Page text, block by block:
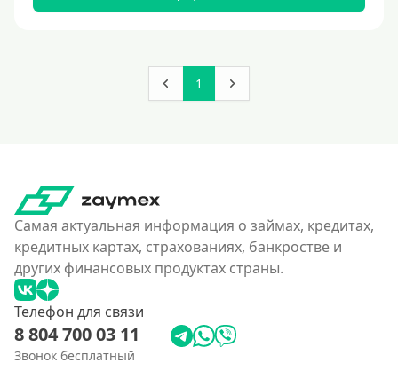
180000 руб
4500000 руб
500000 руб
550000 руб
600 тысяч
650000 руб
700000 руб
750000 руб
1
Самая актуальная информация о займах, кредитах,
кредитных картах, страхованиях, банкростве и
других финансовых продуктах страны.
Телефон для связи
8 804 700 03 11
Звонок бесплатный